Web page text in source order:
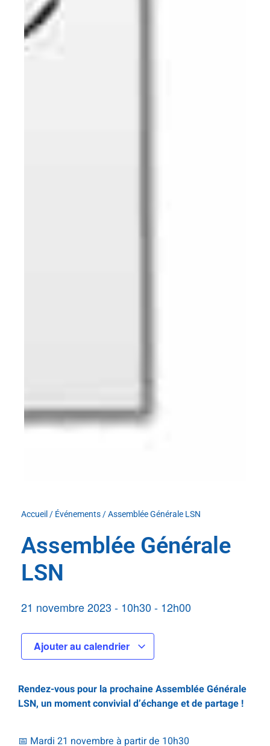
Accueil / Événements /Assemblée Générale LSN
Assemblée Générale
LSN
21 novembre 2023 - 10h30- 12h00
Ajouter au calendrier
Rendez-vous pour la prochaine Assemblée Générale
LSN, un moment convivial d’échange et de partage !
📅 Mardi 21 novembre à partir de 10h30